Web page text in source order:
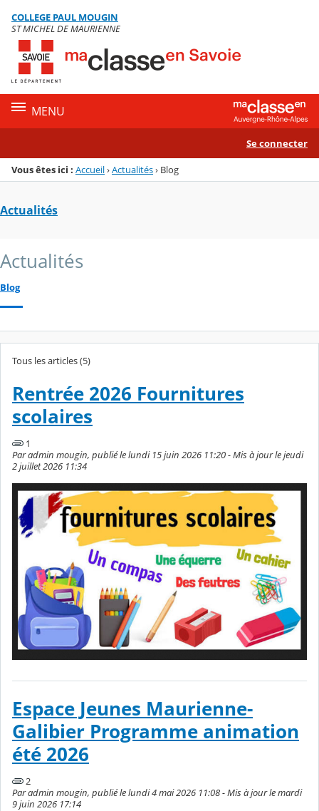
Menu de la rubrique
Contenu
COLLEGE PAUL MOUGIN
ST MICHEL DE MAURIENNE
MENU
Se connecter
Vous êtes ici : Accueil›Actualités› Blog
Actualités
Actualités
Blog
Tous les articles (5)
Rentrée 2026 Fournitures
scolaires
1
Par admin mougin, publié le lundi 15 juin 2026 11:20 - Mis à jour le jeudi
2 juillet 2026 11:34
Espace Jeunes Maurienne-
Galibier Programme animation
été 2026
2
Par admin mougin, publié le lundi 4 mai 2026 11:08 - Mis à jour le mardi
9 juin 2026 17:14